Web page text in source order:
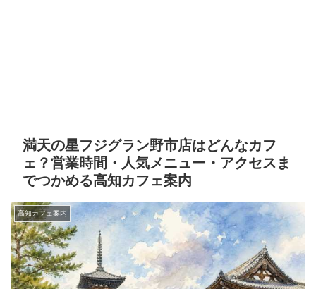
満天の星フジグラン野市店はどんなカフ
ェ？営業時間・人気メニュー・アクセスま
でつかめる高知カフェ案内
高知カフェ案内